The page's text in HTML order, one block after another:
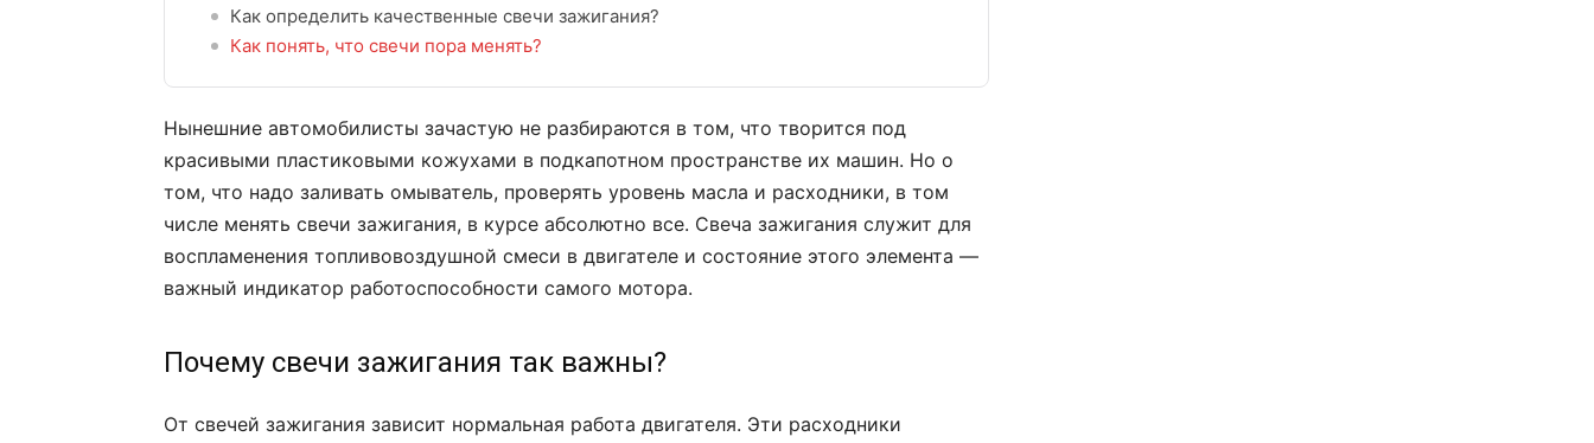
Как определить качественные свечи зажигания?
Как понять, что свечи пора менять?
Нынешние автомобилисты зачастую не разбираются в том, что творится под
красивыми пластиковыми кожухами в подкапотном пространстве их машин. Но о
том, что надо заливать омыватель, проверять уровень масла и расходники, в том
числе менять свечи зажигания, в курсе абсолютно все. Свеча зажигания служит для
воспламенения топливовоздушной смеси в двигателе и состояние этого элемента —
важный индикатор работоспособности самого мотора.
Почему свечи зажигания так важны?
От свечей зажигания зависит нормальная работа двигателя. Эти расходники